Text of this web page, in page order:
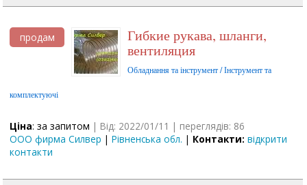
продам Гибкие рукава, шланги,
вентиляция
Обладнання та інструмент / Інструмент та
комплектуючі
Ціна: за запитом | Від: 2022/01/11 | переглядів: 86
ООО фирма Силвер |Рівненська обл. | Контакти: відкрити
контакти